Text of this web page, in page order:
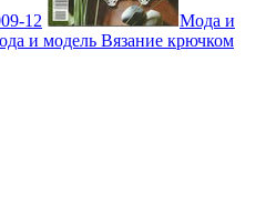
12
Мода и
и модель Вязание крючком